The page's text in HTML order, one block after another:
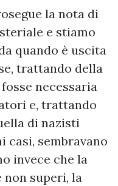
la nota di
e stiamo
quando è uscita
trattando della
necessaria
e, trattando
di nazisti
casi, sembravano
invece che la
non superi, la